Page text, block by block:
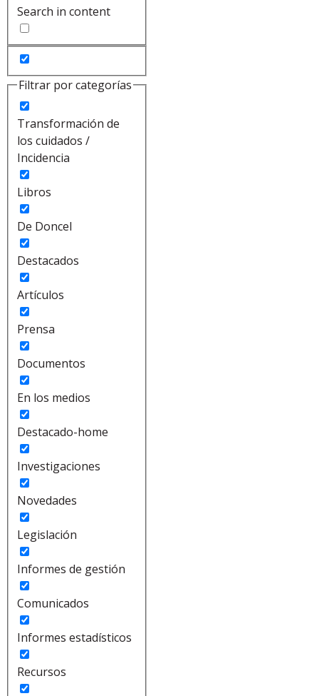
Search in content
Filtrar por categorías
Transformación de
los cuidados /
Incidencia
Libros
De Doncel
Destacados
Artículos
Prensa
Documentos
En los medios
Destacado-home
Investigaciones
Novedades
Legislación
Informes de gestión
Comunicados
Informes estadísticos
Recursos